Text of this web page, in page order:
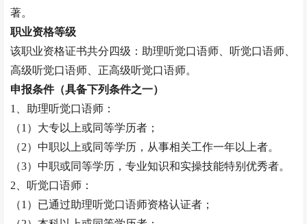
著。
职业资格等级
该职业资格证书共分四级：助理听觉口语师 听觉口语师
高级听觉口语师 、正高级听觉口语师。
申报条件（具备下列条件之一）
1、助理听觉口语师 ：
（1）大专以上或同等学历者；
（2）中职以上或同等学历，从事相关工作一年以上者。
（3）中职或同等学历，专业知识和实操技能特别优秀者。
2、 听觉口语师 ：
（1）已通过助理听觉口语师资格认证者；